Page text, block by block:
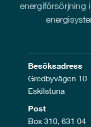
energiförsörjning
Besöksadress
Gredbyvägen 10
Eskilstuna
Post
Box 310, 631 04